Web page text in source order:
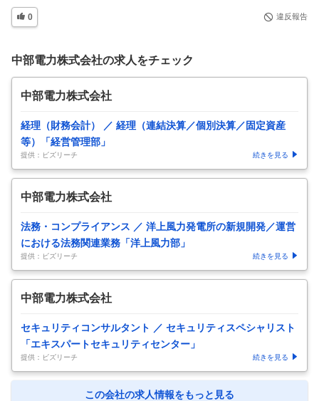
0 違反報告
中部電力株式会社の求人をチェック
中部電力株式会社
経理（財務会計） ／ 経理（連結決算／個別決算／固定資産
等）「経営管理部」
提供：ビズリーチ 続きを見る
中部電力株式会社
法務・コンプライアンス ／ 洋上風力発電所の新規開発／運営
における法務関連業務「洋上風力部」
提供：ビズリーチ 続きを見る
中部電力株式会社
セキュリティコンサルタント ／ セキュリティスペシャリスト
「エキスパートセキュリティセンター」
提供：ビズリーチ 続きを見る
この会社の求人情報をもっと見る